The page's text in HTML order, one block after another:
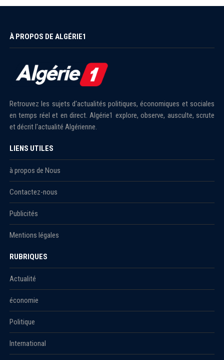
À PROPOS DE ALGÉRIE1
Retrouvez les sujets d'actualités politiques, économiques et sociales
en temps réel et en direct. Algérie1 explore, observe, ausculte, scrute
et décrit l'actualité Algérienne.
LIENS UTILES
à propos de Nous
Contactez-nous
Publicités
Mentions légales
RUBRIQUES
Actualité
économie
Politique
International